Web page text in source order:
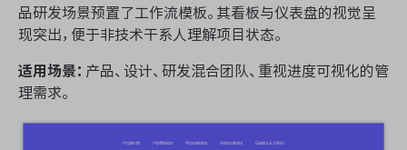
品研发场景预置了工作流模板。其看板与仪表盘的视觉呈
现突出，便于非技术干系人理解项目状态。
适用场景： 产品、设计、研发混合团队、重视进度可视化的管
理需求。